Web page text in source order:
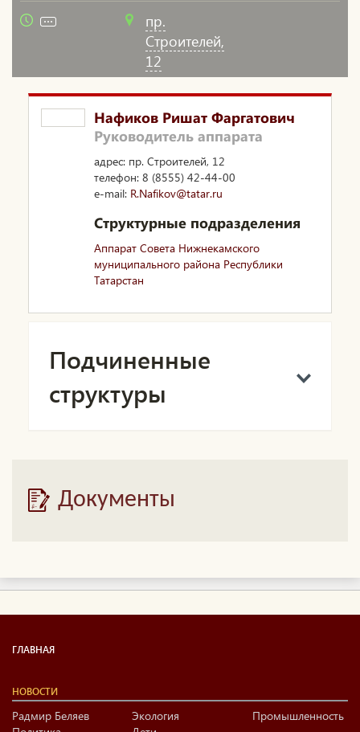
пр.
Строителей,
12
Нафиков Ришат Фаргатович
Руководитель аппарата
адрес: пр. Строителей, 12
телефон: 8 (8555) 42-44-00
e-mail: R.Nafikov@tatar.ru
Структурные подразделения
Аппарат Совета Нижнекамского
муниципального района Республики
Татарстан
Подчиненные
структуры
Документы
ГЛАВНАЯ
НОВОСТИ
Радмир Беляев
Экология
Промышленность